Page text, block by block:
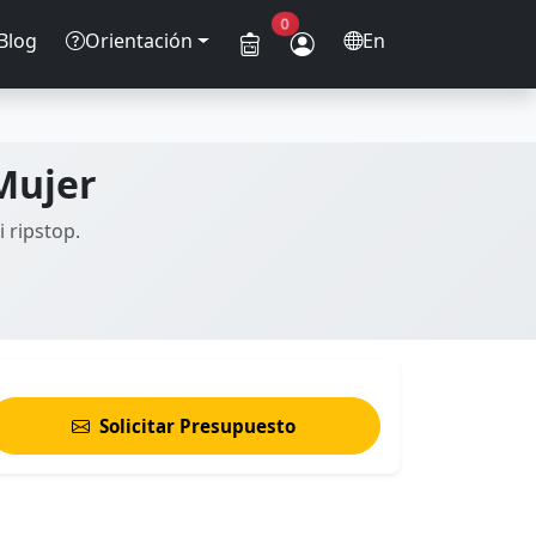
Orientación
0
En
ripstop.
Solicitar Presupuesto